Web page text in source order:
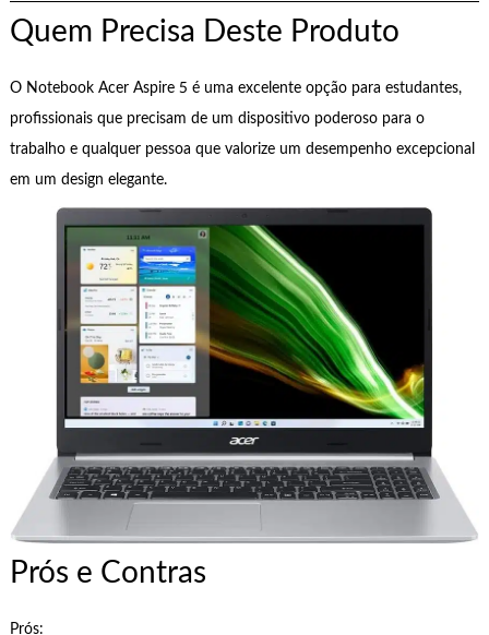
Quem Precisa Deste Produto
O Notebook Acer Aspire 5 é uma excelente opção para estudantes,
profissionais que precisam de um dispositivo poderoso para o
trabalho e qualquer pessoa que valorize um desempenho excepcional
em um design elegante.
Prós e Contras
Prós: